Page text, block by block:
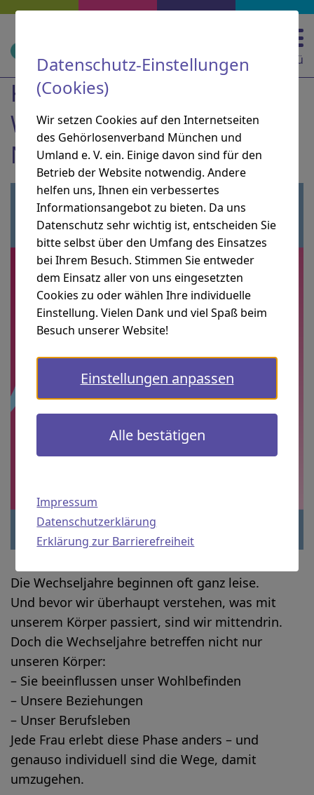
Datenschutz-Einstellungen
(Cookies)
Wir setzen Cookies auf den Internetseiten
des Gehörlosenverband München und
Umland e. V. ein. Einige davon sind für den
Betrieb der Website notwendig. Andere
helfen uns, Ihnen ein verbessertes
Informationsangebot zu bieten. Da uns
Datenschutz sehr wichtig ist, entscheiden Sie
bitte selbst über den Umfang des Einsatzes
bei Ihrem Besuch. Stimmen Sie entweder
dem Einsatz aller von uns eingesetzten
Cookies zu oder wählen Ihre individuelle
Einstellung. Vielen Dank und viel Spaß beim
Besuch unserer Website!
Einstellungen anpassen
Alle bestätigen
Impressum
Datenschutzerklärung
Erklärung zur Barrierefreiheit
Navigation und Service
Zur Hauptnavigation springen
Zur Suche springen
Zum Inhalt springen
Zu den Service-Informationen springen
Menü
KOFO am 9. April 2026
Wechseljahre: Tabu oder
Normal?
Die Wechseljahre beginnen oft ganz leise.
Und bevor wir überhaupt verstehen, was mit
unserem Körper passiert, sind wir mittendrin.
Doch die Wechseljahre betreffen nicht nur
unseren Körper:
– Sie beeinflussen unser Wohlbefinden
– Unsere Beziehungen
– Unser Berufsleben
Jede Frau erlebt diese Phase anders – und
genauso individuell sind die Wege, damit
umzugehen.